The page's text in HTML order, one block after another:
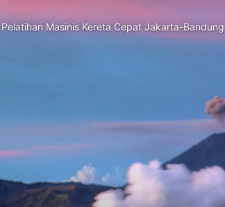
Masinis Kereta Cepat Jakarta-Bandung